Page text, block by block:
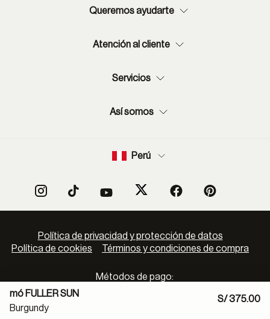
mó FULLER SUN
Burgundy
S/ 375.00
Queremos ayudarte
Atención al cliente
Servicios
Así somos
Perú
Política de privacidad y protección de datos
Política de cookies
Términos y condiciones de compra
Métodos de pago: